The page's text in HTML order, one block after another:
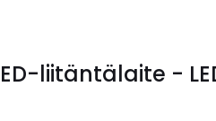
liitäntälaite -